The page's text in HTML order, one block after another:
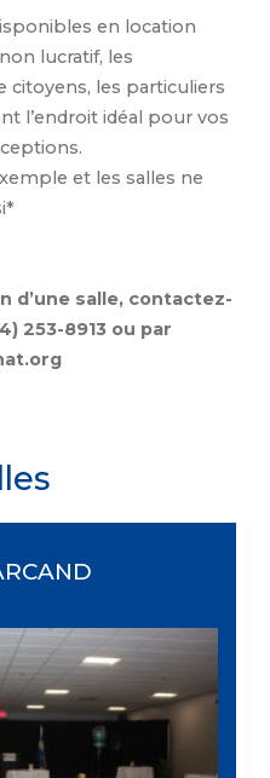
en location
lucratif, les
citoyens, les particuliers
l’endroit idéal pour vos
et les salles ne
d’une salle, contactez-
253-8913 ou par
pi X 34 pi
chaussé
: 265 personnes